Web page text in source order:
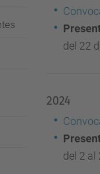
del 22
2024
del 2 al